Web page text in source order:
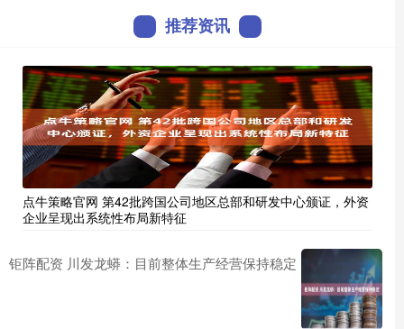
推荐资讯
点牛策略官网 第42批跨国公司地区总部和研发中心颁证，外资
企业呈现出系统性布局新特征
钜阵配资 川发龙蟒：目前整体生产经营保持稳定